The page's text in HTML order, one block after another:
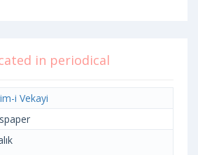
in periodical
i Vekayi